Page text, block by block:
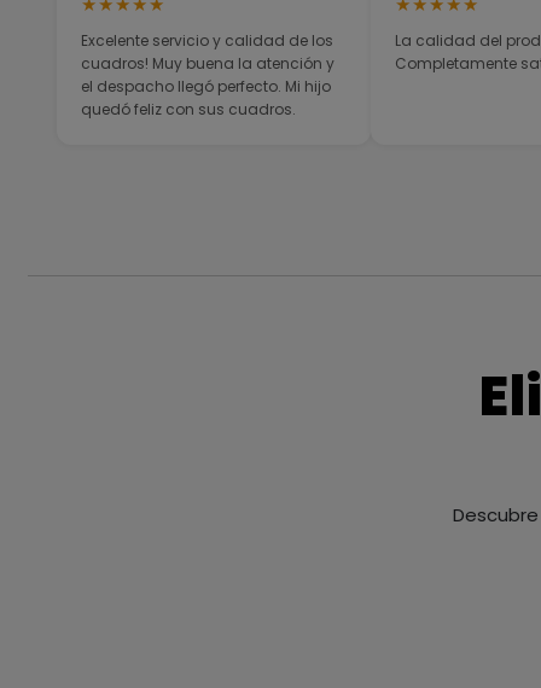
Excelente servicio y calidad de los
cuadros! Muy buena la atención y
el despacho llegó perfecto. Mi hijo
quedó feliz con sus cuadros.
La calidad del
Completamente